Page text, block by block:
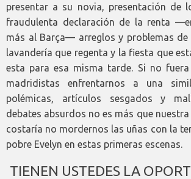
presentar a su novia, presentación de
fraudulenta declaración de la renta
más al Barça— arreglos y problemas de
lavandería que regenta y la fiesta que
esta para esa misma tarde. Si no
madridistas enfrentarnos a una
polémicas, artículos sesgados y
debates absurdos no es más que
costaría no mordernos las uñas con la
pobre Evelyn en estas primeras escenas.
TIENEN USTEDES LA